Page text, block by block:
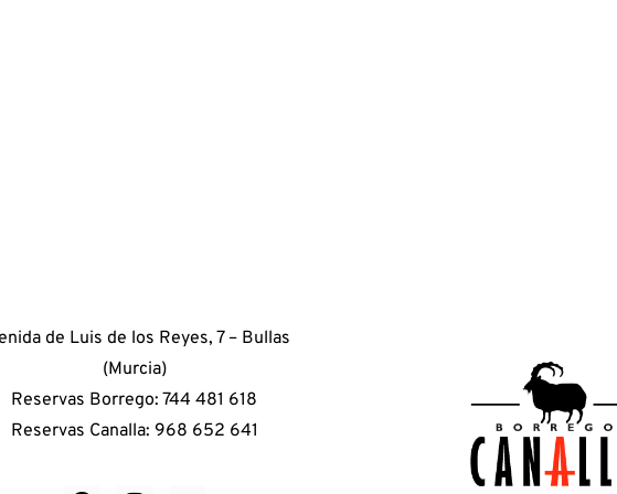
de Luis de los Reyes, 7 – Bullas
(Murcia)
Reservas Borrego: 744 481 618
Reservas Canalla: 968 652 641